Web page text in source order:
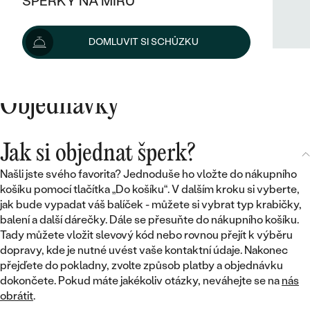
KOMBINOVANÉ ZLATO
DLE STYLU
BEZ KAMENE
ETERNITY
VYKROJENÉ
VINTAGE
NETRADIČNÍ
TEPANÉ
POSTRANNÍ KAMENY
HALO
VINTAGE
SNUBNÍ A ZÁSNUBNÍ SETY
NETRADIČNÍ
SESTAV SI SVŮJ PRSTEN
ZAČÍT S PRSTENEM
ZAČÍT S DIAMANTEM
VÝPRODEJ
KDYŽ ŠPERKY POMÁHAJÍ
DLE TYPU
PRSTENY
PŘÍVĚSKY
NÁRAMKY
SETY
PÁNSKÉ ŠPERKY
PLATINOVÉ
PECKOVÉ
KRUHOVÉ
MINIMALISTICKÉ
VISACÍ
SOLITÉR
VE TVARU SRDCE
ZLATÉ
STŘÍBRNÉ
SOLITÉR
NAROZENÍ DÍTĚTE
PERSONALIZOVANÉ
SE ZNAMENÍM ZVĚROKRUHU
MINIMALISTICKÉ
ŠPERKY SKLADEM
VÝPRODEJ
DLE MATERIÁLU
ZLATÉ
STŘÍBRNÉ
PLATINOVÉ
DLE STYLU
ETERNITY
DOMLUVIT SI SCHŮZKU
Objednávky
Jak si objednat šperk?
Našli jste svého favorita? Jednoduše ho vložte do nákupního
košíku pomocí tlačítka „Do košíku“. V dalším kroku si vyberte,
jak bude vypadat váš balíček - můžete si vybrat typ krabičky,
balení a další dárečky. Dále se přesuňte do nákupního košíku.
Tady můžete vložit slevový kód nebo rovnou přejít k výběru
dopravy, kde je nutné uvést vaše kontaktní údaje. Nakonec
přejďete do pokladny, zvolte způsob platby a objednávku
dokončete. Pokud máte jakékoliv otázky, neváhejte se na nás
obrátit.